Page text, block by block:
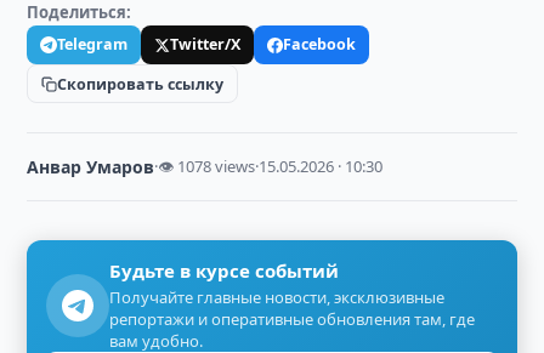
Поделиться:
Telegram Twitter/X
Facebook
Скопировать ссылку
Анвар Умаров·👁 1078 views·15.05.2026 · 10:30
Будьте в курсе событий
Получайте главные новости, эксклюзивные
репортажи и оперативные обновления там, где
вам удобно.